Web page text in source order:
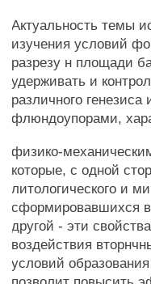
Актуальность темы
изучения условий
разрезу н площади
удерживать и
различного
флюндоупорами,
физико-
которые, с одной
литологического и
сформировавшихся в
другой - эти
воздействия
условий